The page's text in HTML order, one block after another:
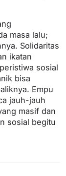
masa lalu;
Solidaritas
ikatan
sosial
bisa
Empu
jauh-jauh
masif dan
sosial begitu